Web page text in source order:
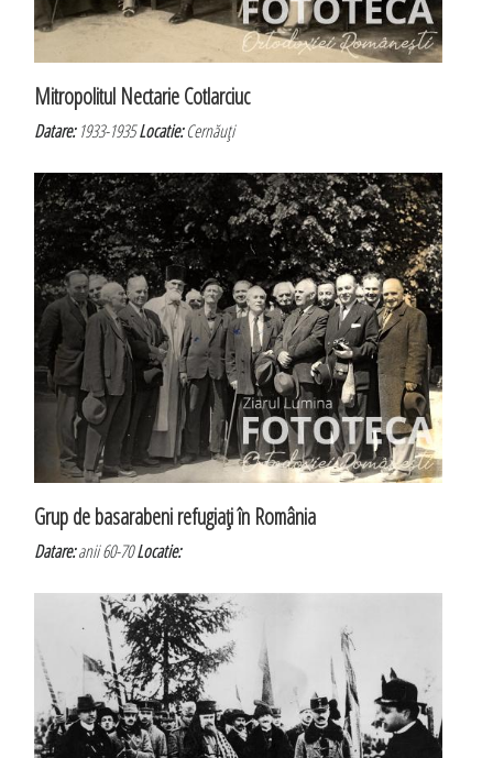
Mitropolitul Nectarie Cotlarciuc
Datare:1933-1935Locatie:Cernăuţi
Grup de basarabeni refugiaţi în România
Datare:anii 60-70Locatie: